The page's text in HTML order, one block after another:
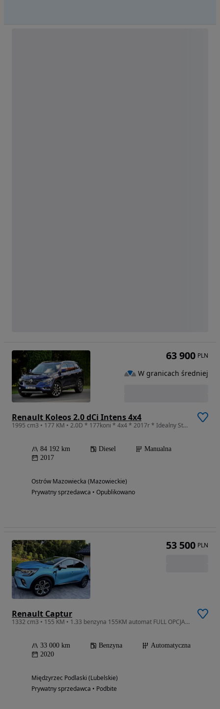
Renault Koleos 2.0 dCi Intens 4x4
1995 cm3 • 177 KM • 2.0D * 177koni * 4x4 * 2017r * Idealny Stan !!!
84 192 km Diesel
Manualna
2017
Ostrów Mazowiecka (Mazowieckie)
Prywatny sprzedawca • Opublikowano
63 900 PLN
W granicach średniej
Renault Captur
1332 cm3 • 155 KM • 1.33 benzyna 155KM automat FULL OPCJA znikomy przebieg PIĘKNY KOLOR de
33 000 km Benzyna
Automatyczna
2020
Międzyrzec Podlaski (Lubelskie)
Prywatny sprzedawca • Podbite
53 500 PLN